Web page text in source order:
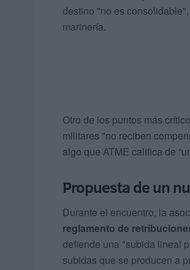
destino "no es
marinería.
Otro de los puntos más
militares "no reciben
algo que ATME califica de
Propuesta de un
Durante el encuentro, la
reglamento de
defiende una "subida lineal
subidas que se producen a